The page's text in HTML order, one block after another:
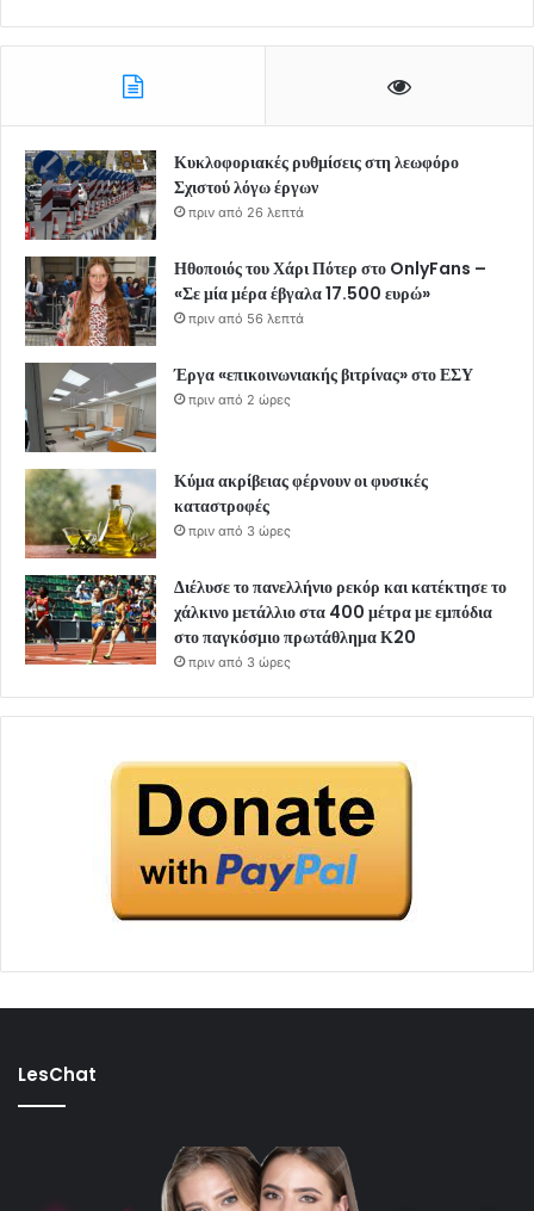
Κυκλοφοριακές ρυθμίσεις στη λεωφόρο
Σχιστού λόγω έργων
πριν από 26 λεπτά
Ηθοποιός του Χάρι Πότερ στο OnlyFans –
«Σε μία μέρα έβγαλα 17.500 ευρώ»
πριν από 56 λεπτά
Έργα «επικοινωνιακής βιτρίνας» στο ΕΣΥ
πριν από 2 ώρες
Κύμα ακρίβειας φέρνουν οι φυσικές
καταστροφές
πριν από 3 ώρες
Διέλυσε το πανελλήνιο ρεκόρ και κατέκτησε το
χάλκινο μετάλλιο στα 400 μέτρα με εμπόδια
στο παγκόσμιο πρωτάθλημα Κ20
πριν από 3 ώρες
LesChat